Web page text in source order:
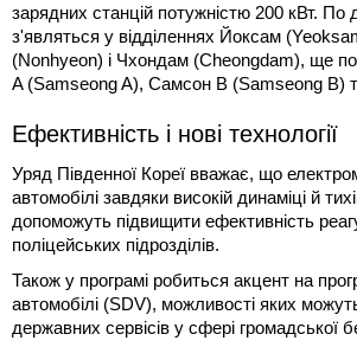
зарядних станцій потужністю 200 кВт. По
з'являться у відділеннях Йоксам
(Nonhyeon) і Чхондам (Cheongdam), ще
A (Samseong A), Самсон B (Samseong B)
Ефективність і нові технології
Уряд Південної Кореї вважає, що
автомобілі завдяки високій динаміці й
допоможуть підвищити ефективність
поліцейських підрозділів.
Також у програмі робиться акцент на
автомобілі (SDV), можливості яких
державних сервісів у сфері громадської